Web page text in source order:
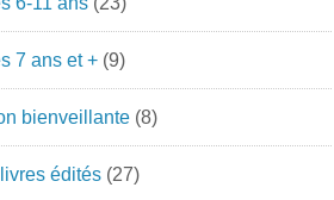
7 ans et + (9)
bienveillante (8)
édités (27)